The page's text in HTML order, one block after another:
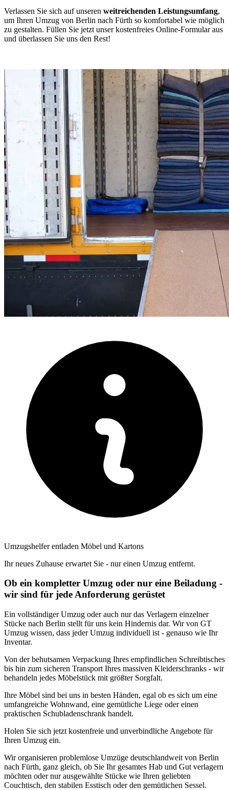
Verlassen Sie sich auf unseren weitreichenden Leistungsumfang,
um Ihren Umzug von Berlin nach Fürth so komfortabel wie möglich
zu gestalten. Füllen Sie jetzt unser kostenfreies Online-Formular aus
und überlassen Sie uns den Rest!
Umzugshelfer entladen Möbel und Kartons
Ihr neues Zuhause erwartet Sie - nur einen Umzug entfernt.
Ob ein kompletter Umzug oder nur eine Beiladung -
wir sind für jede Anforderung gerüstet
Ein vollständiger Umzug oder auch nur das Verlagern einzelner
Stücke nach Berlin stellt für uns kein Hindernis dar. Wir von GT
Umzug wissen, dass jeder Umzug individuell ist - genauso wie Ihr
Inventar.
Von der behutsamen Verpackung Ihres empfindlichen Schreibtisches
bis hin zum sicheren Transport Ihres massiven Kleiderschranks - wir
behandeln jedes Möbelstück mit größter Sorgfalt.
Ihre Möbel sind bei uns in besten Händen, egal ob es sich um eine
umfangreiche Wohnwand, eine gemütliche Liege oder einen
praktischen Schubladenschrank handelt.
Holen Sie sich jetzt kostenfreie und unverbindliche Angebote für
Ihren Umzug ein.
Wir organisieren problemlose Umzüge deutschlandweit von Berlin
nach Fürth, ganz gleich, ob Sie Ihr gesamtes Hab und Gut verlagern
möchten oder nur ausgewählte Stücke wie Ihren geliebten
Couchtisch, den stabilen Esstisch oder den gemütlichen Sessel.